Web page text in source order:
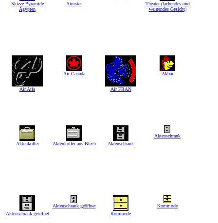
Skizze Pyramide
Ägypten
Aimster
Theater (lachendes und
weinendes Gesicht)
Air Atla
Air Canada
Air FRAN
Akbar
Aktenkoffer Aktenkoffer aus Blech Aktenschrank
Aktenschrank
Aktenschrank geöffnet
Aktenschrank geöffnet
Kommode
Kommode